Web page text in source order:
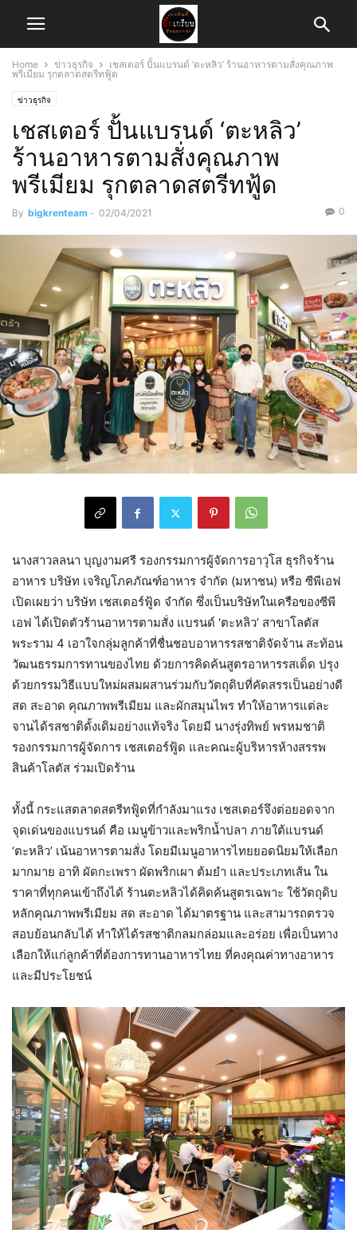
Home ข่าวธุรกิจ
เชสเตอร์ ปั้นแบรนด์ ‘ตะหลิว’ ร้านอาหารตามสั่งคุณภาพ
พรีเมียม รุกตลาดสตรีทฟู้ด
ข่าวธุรกิจ
เชสเตอร์ ปั้นแบรนด์ ‘ตะหลิว’
ร้านอาหารตามสั่งคุณภาพ
พรีเมียม รุกตลาดสตรีทฟู้ด
By bigkrenteam - 02/04/2021 0
นางสาวลลนา บุญงามศรี รองกรรมการผู้จัดการอาวุโส ธุรกิจร้าน
อาหาร บริษัท เจริญโภคภัณฑ์อาหาร จำกัด (มหาชน) หรือ ซีพีเอฟ
เปิดเผยว่า บริษัท เชสเตอร์ฟู้ด จำกัด ซึ่งเป็นบริษัทในเครือของซีพี
เอฟ ได้เปิดตัวร้านอาหารตามสั่ง แบรนด์ ‘ตะหลิว’ สาขาโลตัส
พระราม 4 เอาใจกลุ่มลูกค้าที่ชื่นชอบอาหารรสชาติจัดจ้าน สะท้อน
วัฒนธรรมการทานของไทย ด้วยการคิดค้นสูตรอาหารรสเด็ด ปรุง
ด้วยกรรมวิธีแบบใหม่ผสมผสานร่วมกับวัตถุดิบที่คัดสรรเป็นอย่างดี
สด สะอาด คุณภาพพรีเมียม และผักสมุนไพร ทำให้อาหารแต่ละ
จานได้รสชาติดั้งเดิมอย่างแท้จริง โดยมี นางรุ่งทิพย์ พรหมชาติ
รองกรรมการผู้จัดการ เชสเตอร์ฟู้ด และคณะผู้บริหารห้างสรรพ
สินค้าโลตัส ร่วมเปิดร้าน
ทั้งนี้ กระแสตลาดสตรีทฟู้ดที่กำลังมาแรง เชสเตอร์จึงต่อยอดจาก
จุดเด่นของแบรนด์ คือ เมนูข้าวและพริกน้ำปลา ภายใต้แบรนด์
‘ตะหลิว’ เน้นอาหารตามสั่ง โดยมีเมนูอาหารไทยยอดนิยมให้เลือก
มากมาย อาทิ ผัดกะเพรา ผัดพริกเผา ต้มยำ และประเภทเส้น ใน
ราคาที่ทุกคนเข้าถึงได้ ร้านตะหลิวได้คิดค้นสูตรเฉพาะ ใช้วัตถุดิบ
หลักคุณภาพพรีเมียม สด สะอาด ได้มาตรฐาน และสามารถตรวจ
สอบย้อนกลับได้ ทำให้ได้รสชาติกลมกล่อมและอร่อย เพื่อเป็นทาง
เลือกให้แก่ลูกค้าที่ต้องการทานอาหารไทย ที่คงคุณค่าทางอาหาร
และมีประโยชน์